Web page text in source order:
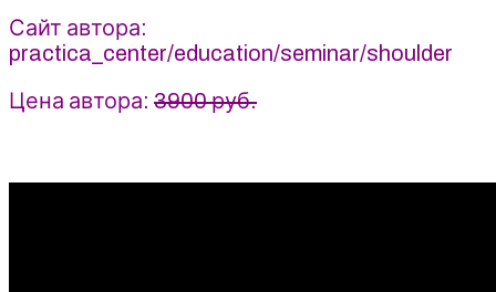
Сайт автора:
practica_center/education/seminar/shoulder
Цена автора: 3900 руб.